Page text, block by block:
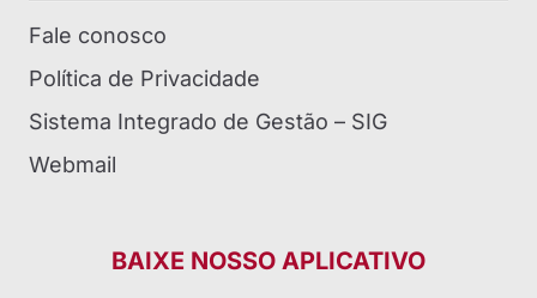
Fale conosco
Política de Privacidade
Sistema Integrado de Gestão – SIG
Webmail
BAIXE NOSSO APLICATIVO